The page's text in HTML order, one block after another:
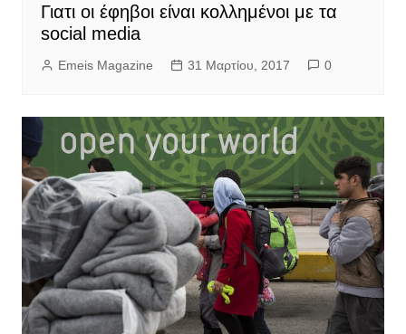
Γιατι οι έφηβοι είναι κολλημένοι με τα
social media
Emeis Magazine 31 Μαρτίου, 2017 0